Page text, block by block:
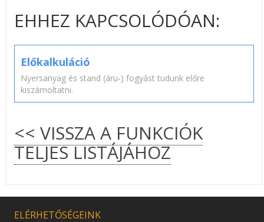
EHHEZ KAPCSOLÓDÓAN:
Előkalkuláció
Nyersanyag és stand (áru-) fogyást tudunk előre
kiszámoltatni.
<< VISSZA A FUNKCIÓK
TELJES LISTÁJÁHOZ
ELÉRHETŐSÉGEINK